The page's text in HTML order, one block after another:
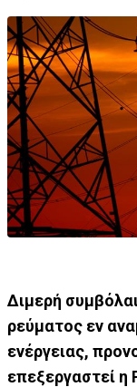
Διμερή
ρεύματος εν
ενέργειας,
επεξεργαστεί η